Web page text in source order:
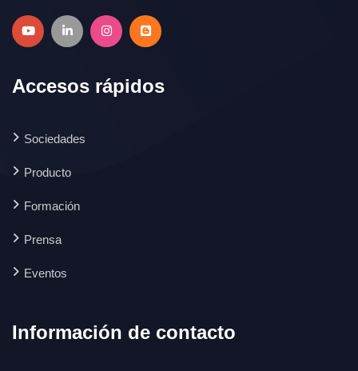
Accesos rápidos
Sociedades
Producto
Formación
Prensa
Eventos
Información de contacto